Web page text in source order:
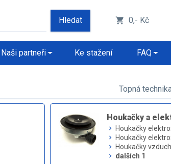
Hledat shopping_cart 0,- Kč
Naši partneři Ke stažení FAQ
Topná
Houkačky a
keyboard_arrow_right Houkačky
keyboard_arrow_right Houkačky
keyboard_arrow_right Houkačky
keyboard_arrow_right dalších 1